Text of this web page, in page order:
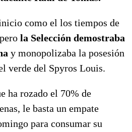
como el los tiempos de
la Selección demostraba
y monopolizaba la posesión
verde del Spyros Louis.
ha rozado el 70% de
le basta un empate
para consumar su